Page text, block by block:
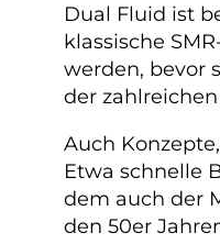
Dual Fluid ist
klassische
werden, bevor
der
Auch
Etwa schnelle
dem auch der
den 50er